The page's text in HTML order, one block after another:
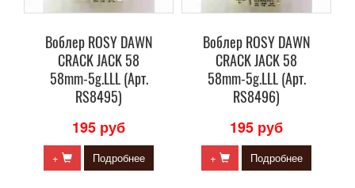
Воблер ROSY DAWN
CRACK JACK 58
58mm-5g.LLL (Арт.
RS8495)
195 руб
+ Подробнее
Воблер ROSY DAWN
CRACK JACK 58
58mm-5g.LLL (Арт.
RS8496)
195 руб
+ Подробнее